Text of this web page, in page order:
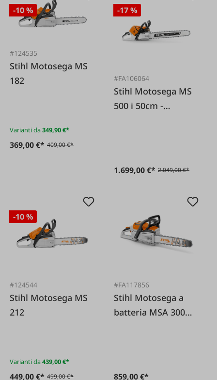
-10 %
#124535
Stihl Motosega MS
182
Varianti da349,90 €*
369,00 €* 409,00 €*
-17 %
#FA106064
Stihl Motosega MS
500 i 50cm -
1.699,00 €* 2.049,00 €*
-10 %
#124544
Stihl Motosega MS
212
Varianti da439,00 €*
449,00 €* 499,00 €*
#FA117856
Stihl Motosega a
batteria MSA 300
859,00 €*